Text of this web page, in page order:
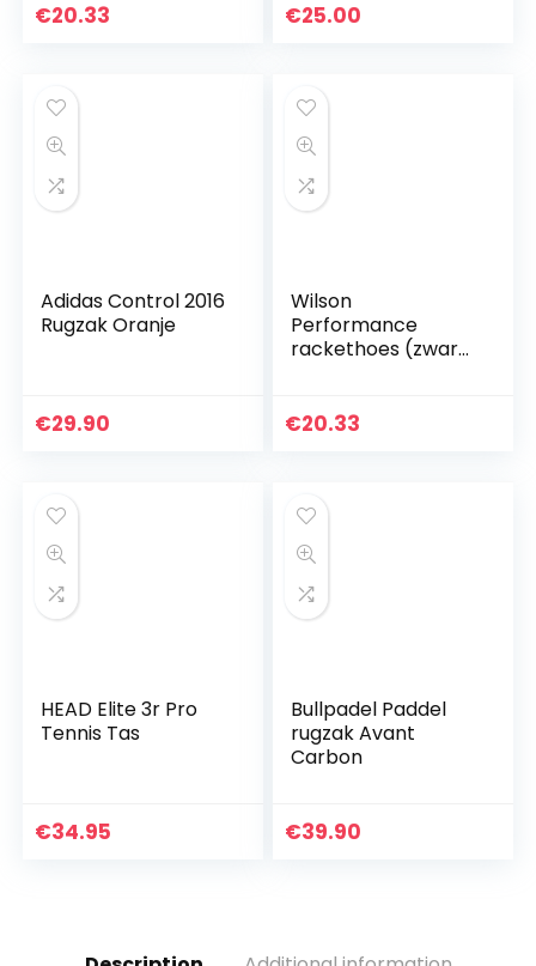
€20.33 €25.00
Adidas Control 2016
Rugzak Oranje
€29.90
Wilson
Performance
rackethoes (zwart
€20.33
HEAD Elite 3r Pro
Tennis Tas
€34.95
Bullpadel Paddel
rugzak Avant
Carbon
€39.90